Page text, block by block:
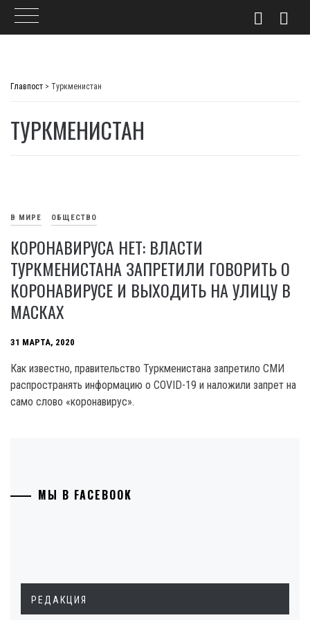
Главпост > Туркменистан
ТУРКМЕНИСТАН
В МИРЕ ОБЩЕСТВО
КОРОНАВИРУСА НЕТ: ВЛАСТИ
ТУРКМЕНИСТАНА ЗАПРЕТИЛИ ГОВОРИТЬ О
КОРОНАВИРУСЕ И ВЫХОДИТЬ НА УЛИЦУ В
МАСКАХ
31 МАРТА, 2020
Как известно, правительство Туркменистана запретило СМИ
распространять информацию о COVID-19 и наложили запрет на
само слово «коронавирус».
МЫ В FACEBOOK
РЕДАКЦИЯ